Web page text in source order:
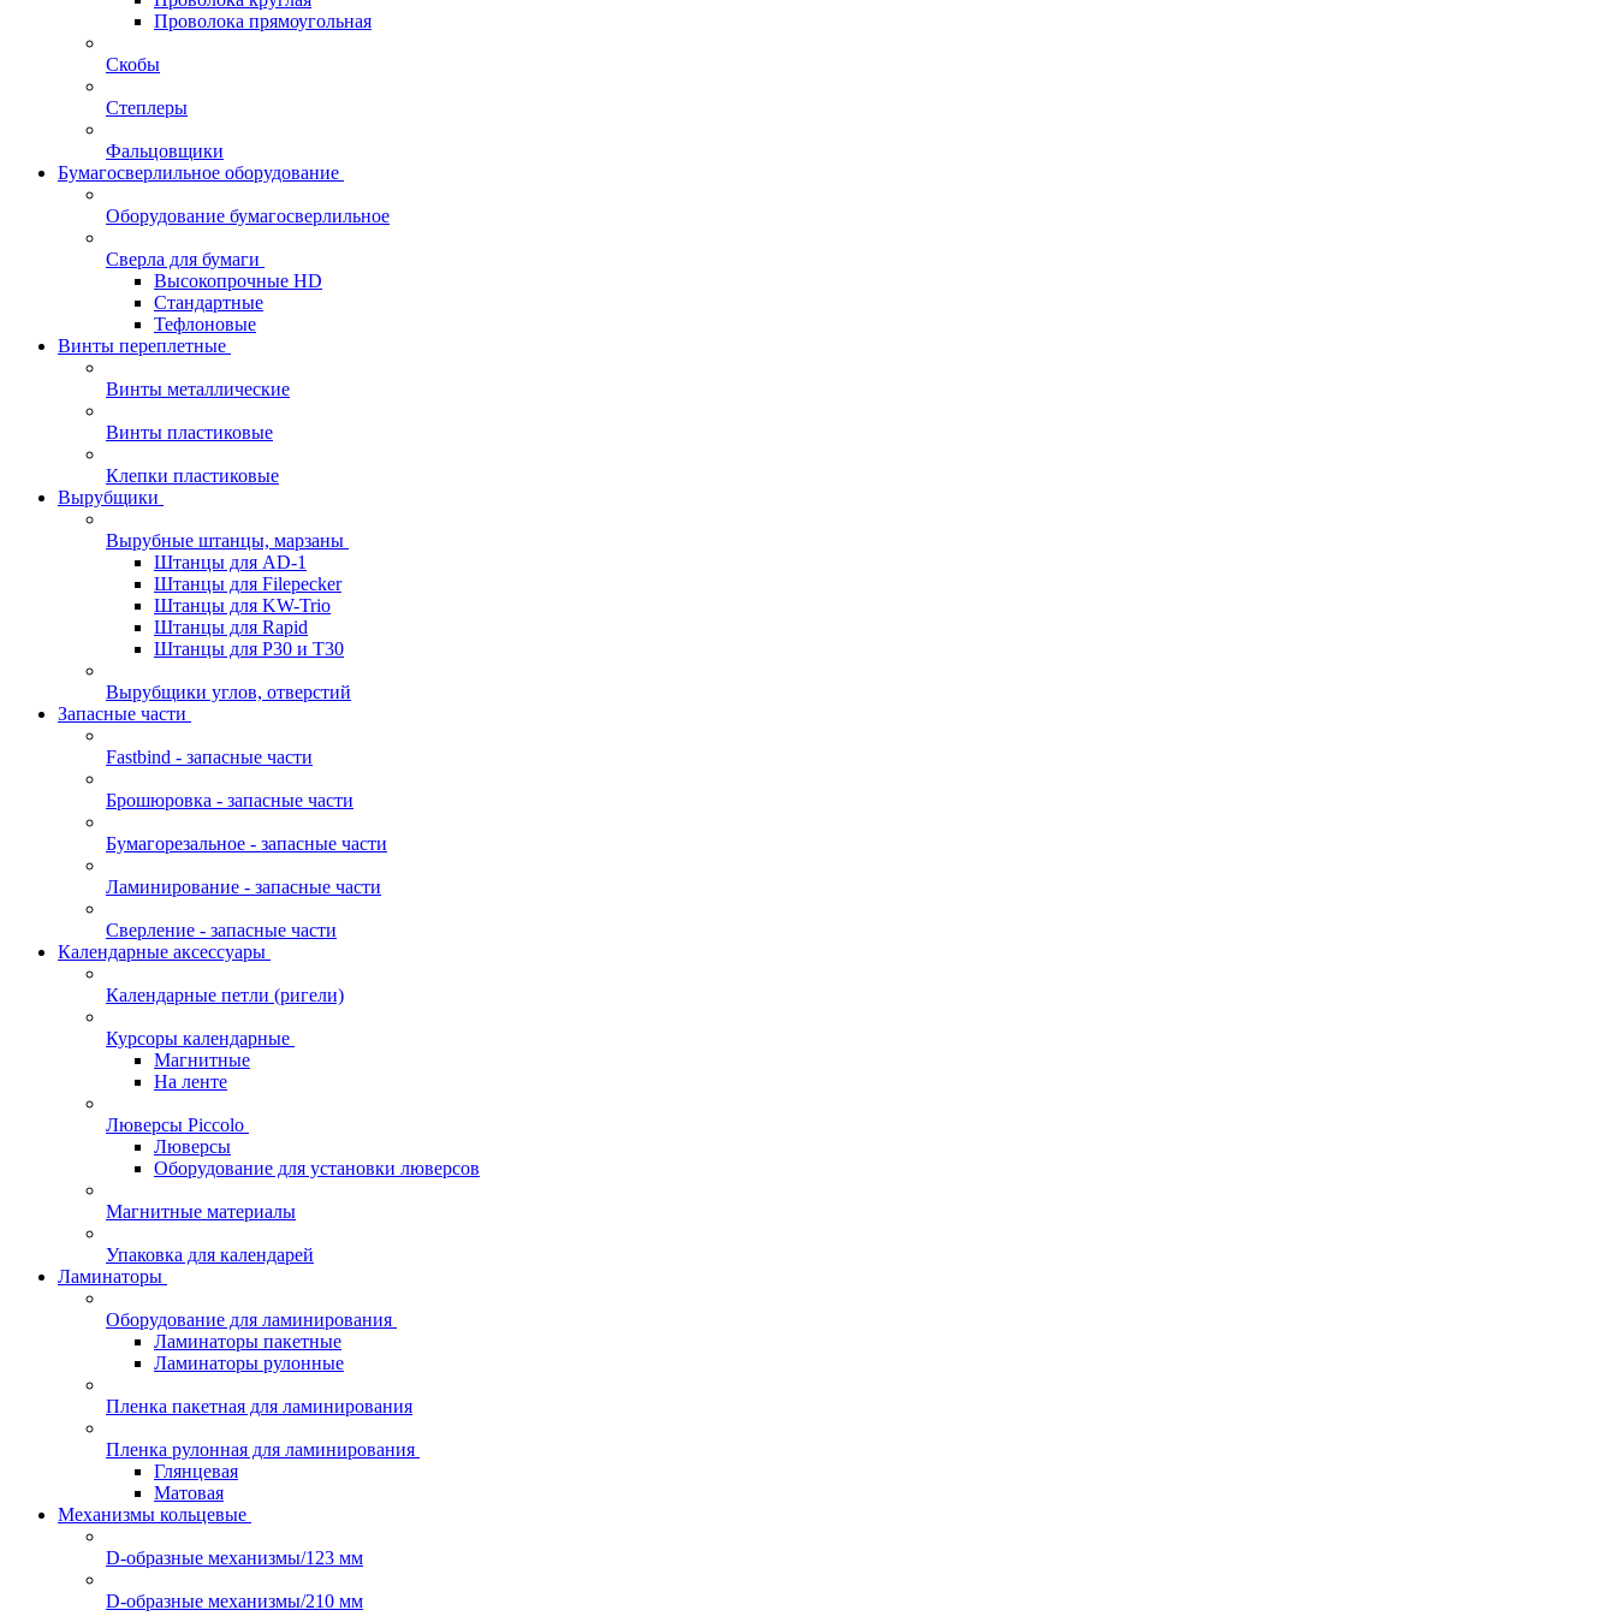
Проволока прямоугольная
Скобы
Степлеры
Фальцовщики
Бумагосверлильное оборудование
Оборудование бумагосверлильное
Сверла для бумаги
Высокопрочные HD
Стандартные
Тефлоновые
Винты переплетные
Винты металлические
Винты пластиковые
Клепки пластиковые
Вырубщики
Вырубные штанцы, марзаны
Штанцы для AD-1
Штанцы для Filepecker
Штанцы для KW-Trio
Штанцы для Rapid
Штанцы для Р30 и Т30
Вырубщики углов, отверстий
Запасные части
Fastbind - запасные части
Брошюровка - запасные части
Бумагорезальное - запасные части
Ламинирование - запасные части
Сверление - запасные части
Календарные аксессуары
Календарные петли (ригели)
Курсоры календарные
Магнитные
На ленте
Люверсы Piccolo
Люверсы
Оборудование для установки люверсов
Магнитные материалы
Упаковка для календарей
Ламинаторы
Оборудование для ламинирования
Ламинаторы пакетные
Ламинаторы рулонные
Пленка пакетная для ламинирования
Пленка рулонная для ламинирования
Глянцевая
Матовая
Механизмы кольцевые
D-образные механизмы/123 мм
D-образные механизмы/210 мм